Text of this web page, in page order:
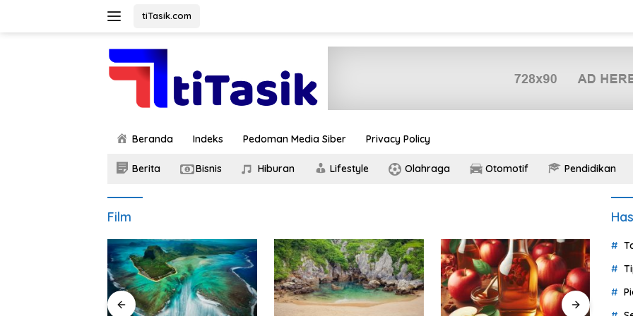
tiTasik.com
Beranda Indeks Pedoman Media Siber Privacy Policy
Berita Bisnis Hiburan Lifestyle Olahraga Otomotif Pendidikan
Film